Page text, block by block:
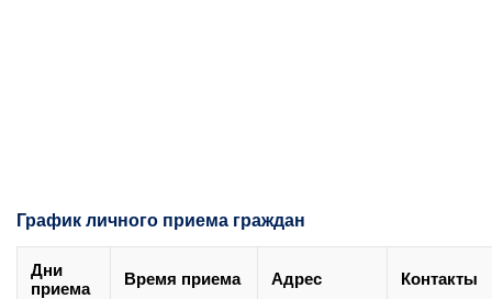
График личного приема граждан
Дни
приема
Время приема Адрес Контакты